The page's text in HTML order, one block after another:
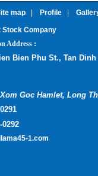
map Profile
Stock Company
Address :
Bien Phu St., Tan
Goc Hamlet, Long
0292
1.com